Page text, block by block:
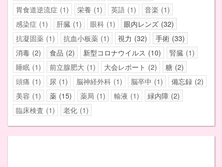
胃食道逆流症 1 栄養 1 英語 1 音楽 1
感染症 1 肝臓 1 眼科 1 眼内レンズ 32
抗凝固薬 1 抗血小板薬 1 視力 32 手術 33
消毒 2 食品 2 新型コロナウイルス 10 腎臓 1
睡眠 1 前立腺肥大 1 大会レポート 2 糖 2
頭痛 1 尿 1 脳神経外科 1 脳卒中 1 備忘録 2
美容 1 薬 15 薬局 1 輸液 1 緑内障 2
臨床検査 1 老化 1